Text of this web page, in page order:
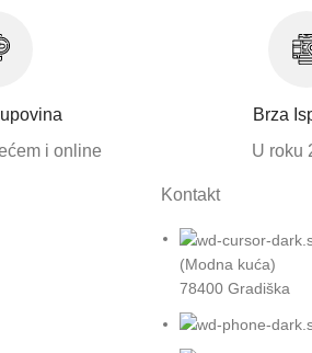
i online
Brza
U roku
Kontakt
(Modna kuća)
78400 Gradiška